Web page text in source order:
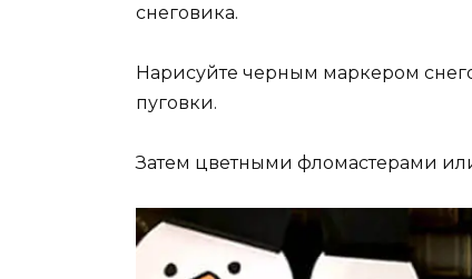
снеговика.
Нарисуйте черным маркером
пуговки.
Затем цветными фломастерами